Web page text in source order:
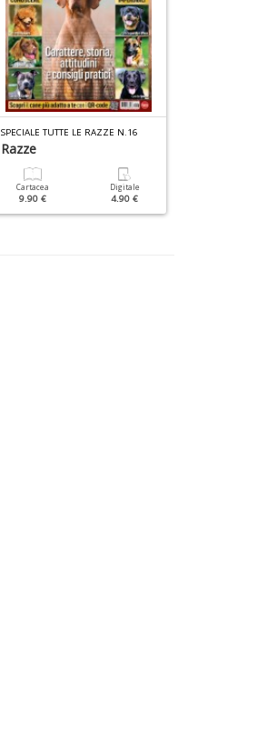
SPECIALE TUTTE LE RAZZE N.16
Razze
Cartacea
9.90 €
Digitale
4.90 €